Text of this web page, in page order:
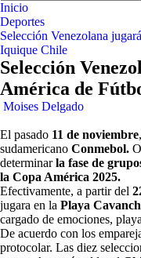
Inicio
Deportes
Selección Venezolana
Iquique Chile
Selección
América de
Moises Delgado
El pasado 11 de noviembre
sudamericano Conmebol.
determinarla fase de
la Copa América 2025.
Efectivamente, a partir del
jugara en la Playa
cargado de emociones,
De acuerdo con los
protocolar. Las diez